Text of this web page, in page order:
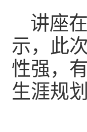
讲座
示，此
性强，
生涯规